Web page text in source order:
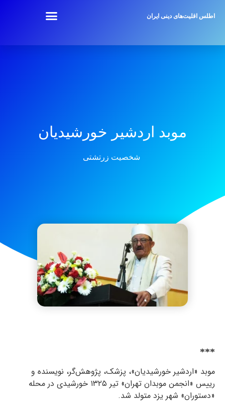
اطلس اقلیت‌های دینی ایران
موبد اردشیر خورشیدیان
شخصیت زرتشتی
***
موبد «اردشیر خورشیدیان»، پزشک، پژوهش‌گر، نویسنده و
رییس «انجمن موبدان تهران» تیر ۱۳۲۵ خورشیدی در محله‌
«دستوران» شهر یزد متولد شد.